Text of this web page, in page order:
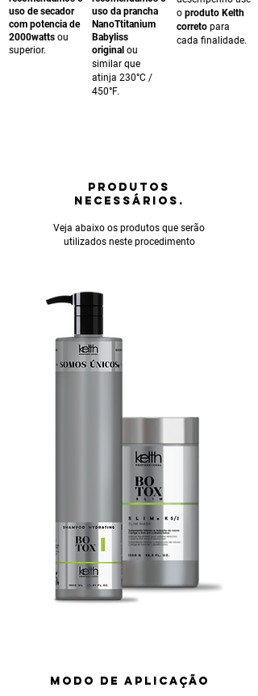
uso de secador
com potencia de
2000watts ou
superior.
uso da prancha
NanoTtitanium
Babyliss
original ou
similar que
atinja 230°C /
450°F.
o produto Kelth
correto para
cada finalidade.
PRODUTOS
NECESSÁRIOS.
Veja abaixo os produtos que serão
utilizados neste procedimento
MODO DE APLICAÇÃO